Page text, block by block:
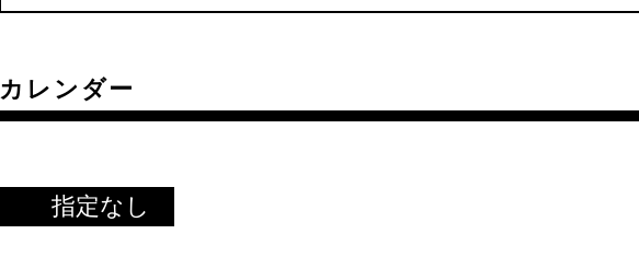
カレンダー
指定なし